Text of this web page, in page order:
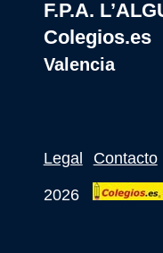
F.P.A.
Colegios.es
Valencia
Legal Contacto
2026